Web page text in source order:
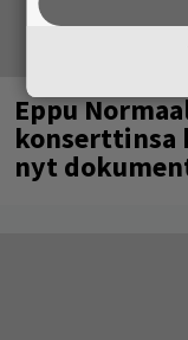
Eppu
konserttinsa
nyt